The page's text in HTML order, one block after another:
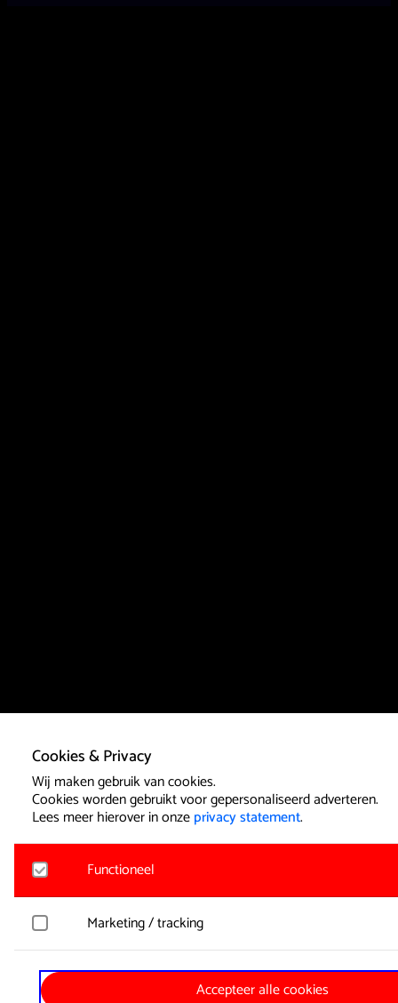
Cookies & Privacy
Wij maken gebruik van cookies.
Cookies worden gebruikt voor gepersonaliseerd adverteren.
Lees meer hierover in onzeprivacy statement.
Functioneel
Noodzakelijk
Voor het functioneren van de website en het onthouden van
worden functionele cookies geplaatst. Hierbij worden geen
persoonsgegevens verzameld.
Marketing / tracking
YouTube
Registreert klikgedrag, bekeken video’s en aangepaste
Accepteer alle cookies